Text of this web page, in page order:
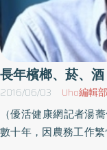
整體皆有不同的致癌
花及荖藤含有黃樟素
險；紅灰及白灰會改
的是，檳榔中並沒有
除，此外，目前政府
已戒）或吸菸民眾及
免費服務，只要透過
期發現病變早期治療
長年檳榔、菸、
2016/06/03 Uho編輯部
（優活健康網記者湯
數十年，因農務工作